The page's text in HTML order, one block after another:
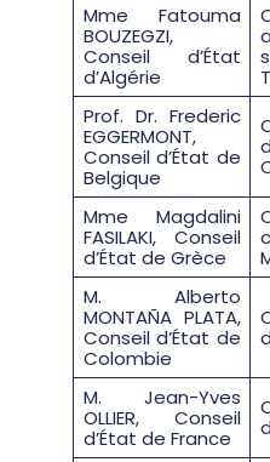
Mme Fatouma
BOUZEGZI,
Conseil d’État
d’Algérie
Prof. Dr. Frederic
EGGERMONT,
Conseil d’État de
Belgique
Mme Magdalini
FASILAKI, Conseil
d’État de Grèce
M. Alberto
MONTAÑA PLATA,
Conseil d’État de
Colombie
M. Jean-Yves
OLLIER, Conseil
d’État de France